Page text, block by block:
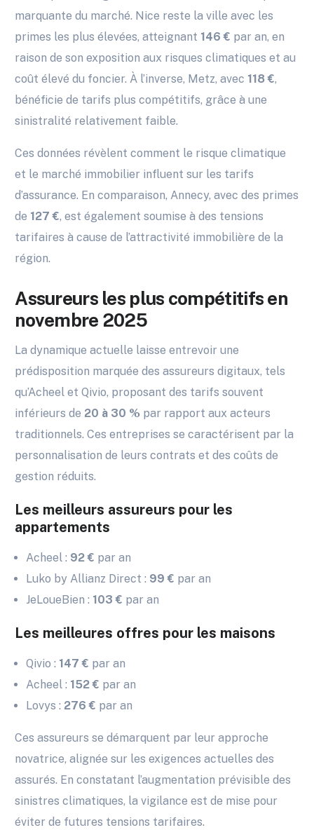
marquante du marché. Nice reste la ville avec les
primes les plus élevées, atteignant 146 € par an, en
raison de son exposition aux risques climatiques et au
coût élevé du foncier. À l’inverse, Metz, avec 118 €,
bénéficie de tarifs plus compétitifs, grâce à une
sinistralité relativement faible.
Ces données révèlent comment le risque climatique
et le marché immobilier influent sur les tarifs
d’assurance. En comparaison, Annecy, avec des primes
de 127 €, est également soumise à des tensions
tarifaires à cause de l’attractivité immobilière de la
région.
Assureurs les plus compétitifs en
novembre 2025
La dynamique actuelle laisse entrevoir une
prédisposition marquée des assureurs digitaux, tels
qu’Acheel et Qivio, proposant des tarifs souvent
inférieurs de 20 à 30 % par rapport aux acteurs
traditionnels. Ces entreprises se caractérisent par la
personnalisation de leurs contrats et des coûts de
gestion réduits.
Les meilleurs assureurs pour les
appartements
Acheel : 92 € par an
Luko by Allianz Direct : 99 € par an
JeLoueBien : 103 € par an
Les meilleures offres pour les maisons
Qivio : 147 € par an
Acheel : 152 € par an
Lovys : 276 € par an
Ces assureurs se démarquent par leur approche
novatrice, alignée sur les exigences actuelles des
assurés. En constatant l’augmentation prévisible des
sinistres climatiques, la vigilance est de mise pour
éviter de futures tensions tarifaires.